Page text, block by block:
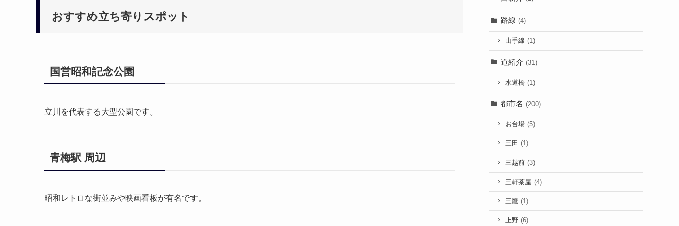
おすすめ立ち寄りスポット
国営昭和記念公園
立川を代表する大型公園です。
青梅駅 周辺
昭和レトロな街並みや映画看板が有名です。
路線 (4)
山手線 (1)
道紹介 (31)
水道橋 (1)
都市名 (200)
お台場 (5)
三田 (1)
三越前 (3)
三軒茶屋 (4)
三鷹 (1)
上野 (6)